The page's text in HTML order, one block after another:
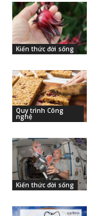
Kiến thức đời sống
Quy trình Công
nghệ
Kiến thức đời sống